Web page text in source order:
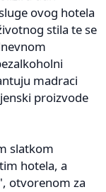
ovog hotela
stila te se
madraci
proizvode
slatkom
hotela, a
otvorenom za